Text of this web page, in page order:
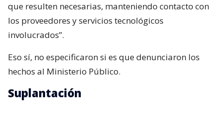
que resulten necesarias, manteniendo contacto con
los proveedores y servicios tecnológicos
involucrados”.
Eso sí, no especificaron si es que denunciaron los
hechos al Ministerio Público.
Suplantación